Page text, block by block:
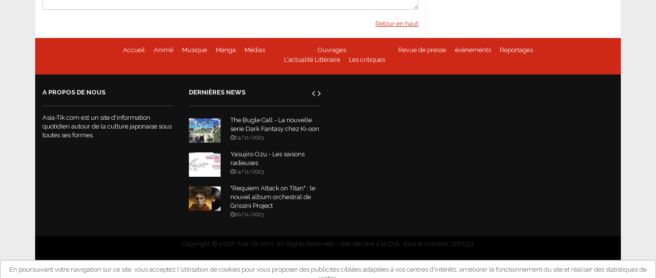
Retour en haut
Accueil Animé Musique Manga Médias
Ouvrages
L'actualité Littéraire
Les critiques
Revue de presse évènements Reportages
A PROPOS DE NOUS
Asia-Tik.com est un site d'information
quotidien autour de la culture japonaise sous
toutes ses formes.
DERNIÈRES NEWS
The Bugle Call - La nouvelle
serie Dark Fantasy chez Ki-oon
24/11/2023
Yasujiro Ozu - Les saisons
radieuses
24/11/2023
"Requiem Attack on Titan" : le
nouvel album orchestral de
Grissini Project
20/11/2023
Copyright © 2026 Asia-Tik.com. All Rights Reserved. - Site déclaré à la CNIL sous le numéro: 1267151
En poursuivant votre navigation sur ce site, vous acceptez l'utilisation de cookies pour vous proposer des publicités ciblées adaptées à vos centres d'intérêts, améliorer le fonctionnement du site et réaliser des statistiques de